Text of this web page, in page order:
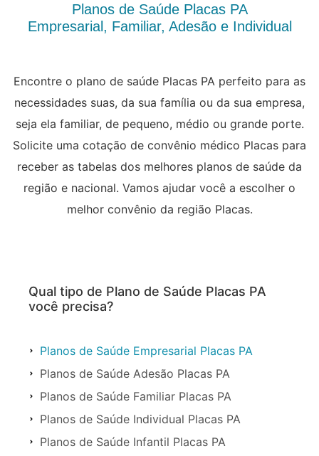
Planos de Saúde Placas PA
Empresarial, Familiar, Adesão e Individual
Encontre o plano de saúde Placas PA perfeito para as
necessidades suas, da sua família ou da sua empresa,
seja ela familiar, de pequeno, médio ou grande porte.
Solicite uma cotação de convênio médico Placas para
receber as tabelas dos melhores planos de saúde da
região e nacional. Vamos ajudar você a escolher o
melhor convênio da região Placas.
Qual tipo de Plano de Saúde Placas PA
você precisa?
Planos de Saúde Empresarial Placas PA
Planos de Saúde Adesão Placas PA
Planos de Saúde Familiar Placas PA
Planos de Saúde Individual Placas PA
Planos de Saúde Infantil Placas PA